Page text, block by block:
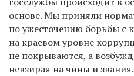
основе. Мы приняли
по ужесточению борьбы с
на краевом уровне
не покрываются, а
невзирая на чины и звания.